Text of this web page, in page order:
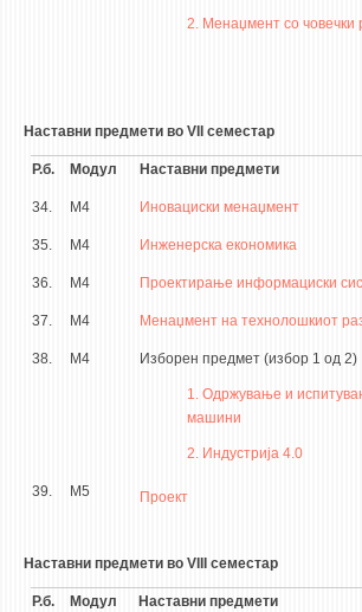
2. Менаџмент со човечки
Наставни предмети во VII семестар
Р.б. Модул Наставни предмети
34. М4 Иновациски менаџмент
35. М4 Инженерска економика
36. М4 Проектирање информациски
37. М4 Менаџмент на технолошкиот
38. М4 Изборен предмет (избор 1 од 2)
1. Одржување и
машини
2. Индустрија 4.0
39. М5 Проект
Наставни предмети во VIII семестар
Р.б. Модул Наставни предмети